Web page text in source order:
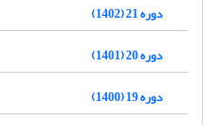
دوره 21 (1402)
دوره 20 (1401)
دوره 19 (1400)